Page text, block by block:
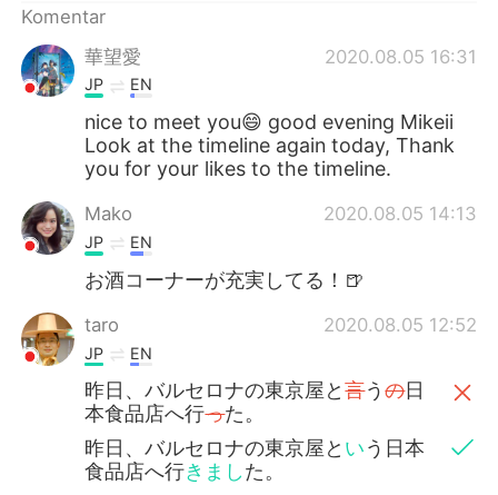
Komentar
華望愛
2020.08.05 16:31
JP EN
nice to meet you😄 good evening Mikeii
Look at the timeline again today, Thank
you for your likes to the timeline.
Mako 2020.08.05 14:13
JP EN
お酒コーナーが充実してる！🍺
taro 2020.08.05 12:52
JP EN
昨日、バルセロナの東京屋と言うの日
本食品店へ行った。
昨日、バルセロナの東京屋と いう日本
食品店へ行きました。